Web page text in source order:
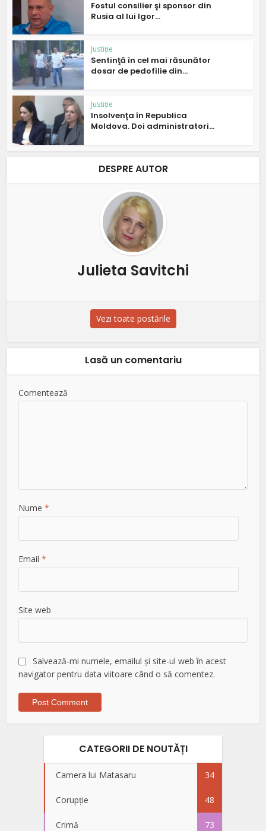
Fostul consilier şi sponsor din
Rusia al lui Igor...
Justiție
Sentinţă în cel mai răsunător
dosar de pedofilie din...
Justiție
Insolvenţa în Republica
Moldova. Doi administratori...
DESPRE AUTOR
Julieta Savitchi
Vezi toate postările
Lasă un comentariu
Comentează
Nume*
Email*
Site web
Salvează-mi numele, emailul și site-ul web în acest
navigator pentru data viitoare când o să comentez.
CATEGORII DE NOUTĂȚI
Camera lui Matasaru 34
Corupție 48
Crimă 73